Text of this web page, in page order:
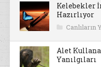
Kelebekler
Hazırlıyor
Canlıların
Alet
Yanılgıları